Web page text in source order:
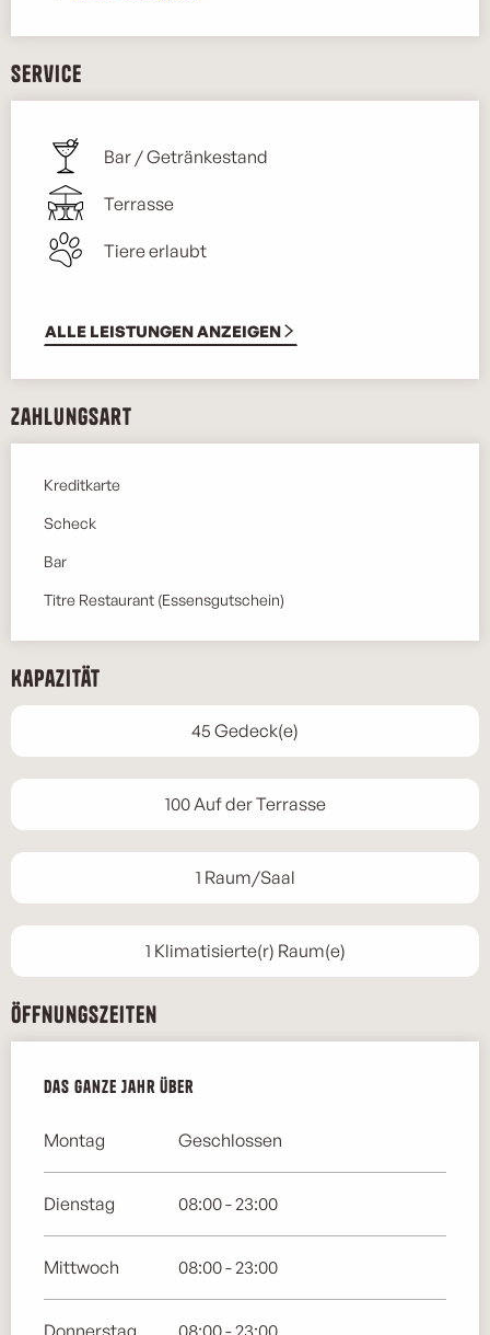
Service
Bar / Getränkestand
Terrasse
Tiere erlaubt
ALLE LEISTUNGEN ANZEIGEN
Zahlungsart
Kreditkarte
Scheck
Bar
Titre Restaurant (Essensgutschein)
Kapazität
45 Gedeck(e)
100 Auf der Terrasse
1 Raum/Saal
1 Klimatisierte(r) Raum(e)
Öffnungszeiten
Das ganze Jahr über
Das ganze Jahr über
Montag Geschlossen
Dienstag 08:00 - 23:00
Mittwoch 08:00 - 23:00
Donnerstag 08:00 - 23:00